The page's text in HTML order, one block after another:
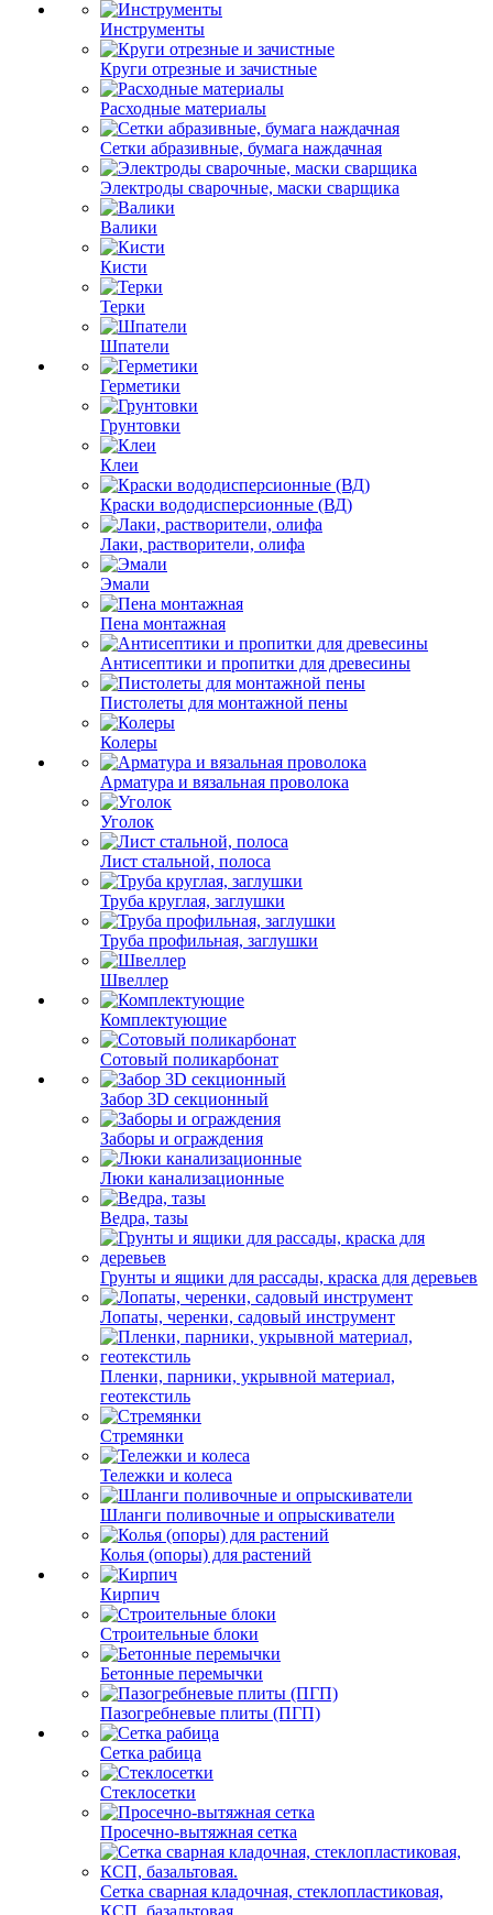
Инструменты
Круги отрезные и зачистные
Расходные материалы
Сетки абразивные, бумага наждачная
Электроды сварочные, маски сварщика
Валики
Кисти
Терки
Шпатели
Герметики
Грунтовки
Клеи
Краски вододисперсионные (ВД)
Лаки, растворители, олифа
Эмали
Пена монтажная
Антисептики и пропитки для древесины
Пистолеты для монтажной пены
Колеры
Арматура и вязальная проволока
Уголок
Лист стальной, полоса
Труба круглая, заглушки
Труба профильная, заглушки
Швеллер
Комплектующие
Сотовый поликарбонат
Забор 3D секционный
Заборы и ограждения
Люки канализационные
Ведра, тазы
Грунты и ящики для рассады, краска для деревьев
Лопаты, черенки, садовый инструмент
Пленки, парники, укрывной материал,
геотекстиль
Стремянки
Тележки и колеса
Шланги поливочные и опрыскиватели
Колья (опоры) для растений
Кирпич
Строительные блоки
Бетонные перемычки
Пазогребневые плиты (ПГП)
Сетка рабица
Стеклосетки
Просечно-вытяжная сетка
Сетка сварная кладочная, стеклопластиковая,
КСП, базальтовая.